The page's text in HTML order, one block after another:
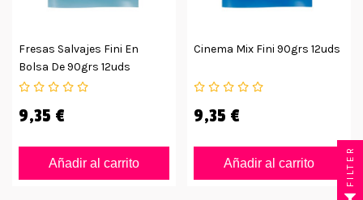
Fresas Salvajes Fini En
Bolsa De 90grs 12uds
9,35 €
Añadir al carrito
Cinema Mix Fini 90grs 12uds
9,35 €
Añadir al carrito FILTER